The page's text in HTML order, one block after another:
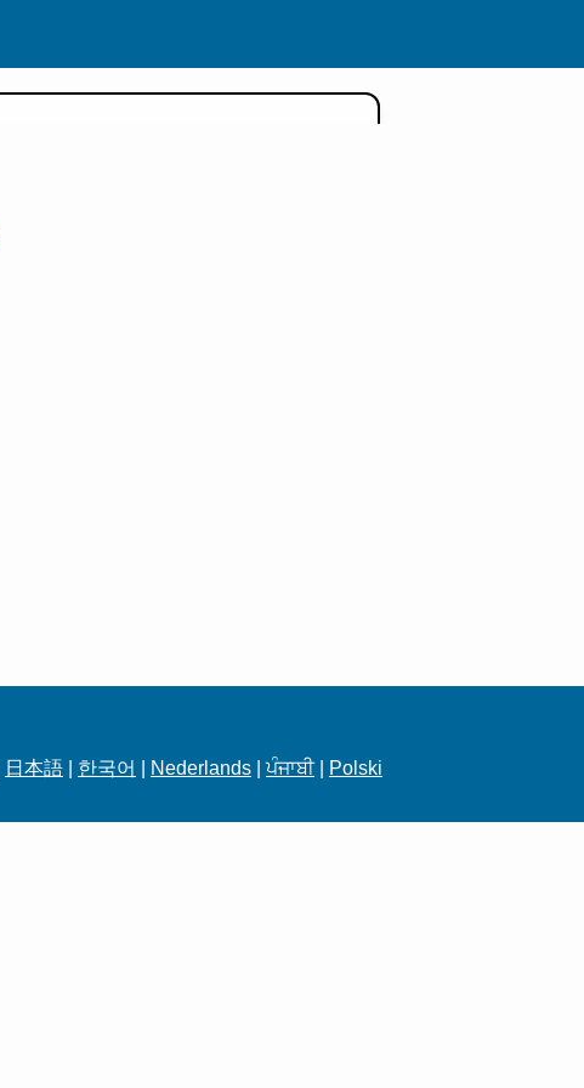
日本語 한국어 Nederlands |ਪੰਜਾਬੀ|
Polski